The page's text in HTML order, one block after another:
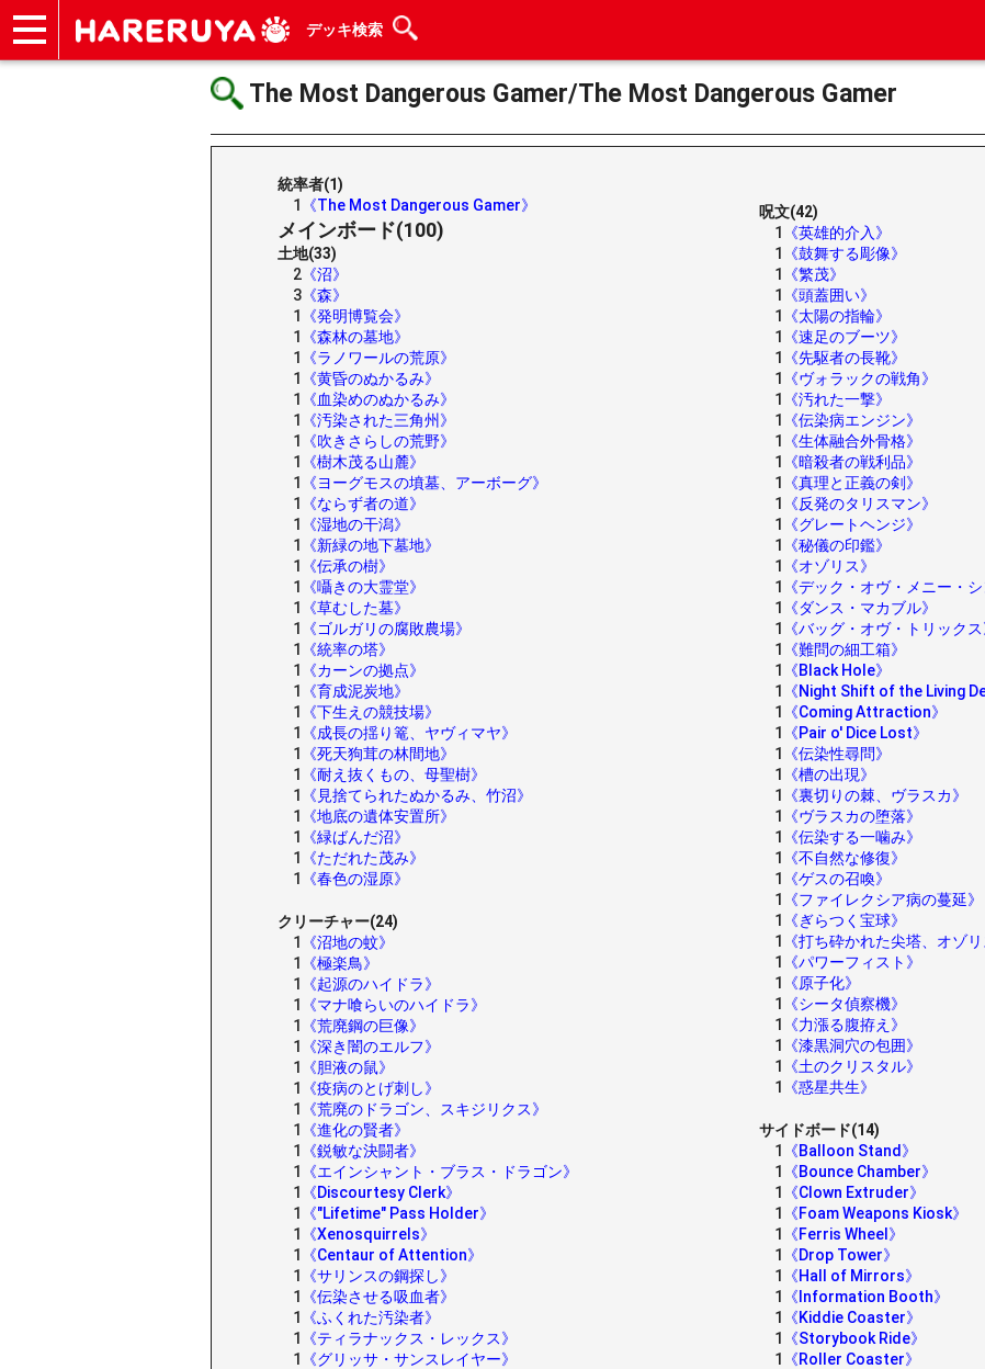
デッキ検索
The Most Dangerous Gamer/The Most Dangerous Gamer
統率者(1)
1
《The Most Dangerous Gamer》
メインボード(100)
土地(33)
2 《沼》
3 《森》
1
《発明博覧会》
1
《森林の墓地》
1
《ラノワールの荒原》
1
《黄昏のぬかるみ》
1
《血染めのぬかるみ》
1
《汚染された三角州》
1
《吹きさらしの荒野》
1
《樹木茂る山麓》
1
《ヨーグモスの墳墓、アーボーグ》
1
《ならず者の道》
1
《湿地の干潟》
1
《新緑の地下墓地》
1
《伝承の樹》
1
《囁きの大霊堂》
1
《草むした墓》
1
《ゴルガリの腐敗農場》
1
《統率の塔》
1
《カーンの拠点》
1
《育成泥炭地》
1
《下生えの競技場》
1
《成長の揺り篭、ヤヴィマヤ》
1
《死天狗茸の林間地》
1
《耐え抜くもの、母聖樹》
1
《見捨てられたぬかるみ、竹沼》
1
《地底の遺体安置所》
1
《緑ばんだ沼》
1
《ただれた茂み》
1
《春色の湿原》
クリーチャー(24)
1
《沼地の蚊》
1
《極楽鳥》
1
《起源のハイドラ》
1
《マナ喰らいのハイドラ》
1
《荒廃鋼の巨像》
1
《深き闇のエルフ》
1
《胆液の鼠》
1
《疫病のとげ刺し》
1
《荒廃のドラゴン、スキジリクス》
1
《進化の賢者》
1
《鋭敏な決闘者》
1
《エインシャント・ブラス・ドラゴン》
1
《Discourtesy Clerk》
1
《"Lifetime" Pass Holder》
1
《Xenosquirrels》
1
《Centaur of Attention》
1
《サリンスの鋼探し》
1
《伝染させる吸血者》
1
《ふくれた汚染者》
1
《ティラナックス・レックス》
1
《グリッサ・サンスレイヤー》
呪文(42)
1
《英雄的介入》
1
《鼓舞する彫像》
1
《繁茂》
1
《頭蓋囲い》
1
《太陽の指輪》
1
《速足のブーツ》
1
《先駆者の長靴》
1
《ヴォラックの戦角》
1
《汚れた一撃》
1
《伝染病エンジン》
1
《生体融合外骨格》
1
《暗殺者の戦利品》
1
《真理と正義の剣》
1
《反発のタリスマン》
1
《グレートヘンジ》
1
《秘儀の印鑑》
1
《オゾリス》
1
《デック・オヴ・メニー・シ
1
《ダンス・マカブル》
1
《バッグ・オヴ・トリックス
1
《難問の細工箱》
1
《Black Hole》
1
《Night Shift of the Living
1
《Coming Attraction》
1
《Pair o' Dice Lost》
1
《伝染性尋問》
1
《槽の出現》
1
《裏切りの棘、ヴラスカ》
1
《ヴラスカの堕落》
1
《伝染する一噛み》
1
《不自然な修復》
1
《ゲスの召喚》
1
《ファイレクシア病の蔓延》
1
《ぎらつく宝球》
1
《打ち砕かれた尖塔、オゾリ
1
《パワーフィスト》
1
《原子化》
1
《シータ偵察機》
1
《力漲る腹拵え》
1
《漆黒洞穴の包囲》
1
《土のクリスタル》
1
《惑星共生》
サイドボード(14)
1
《Balloon Stand》
1
《Bounce Chamber》
1
《Clown Extruder》
1
《Foam Weapons Kiosk》
1
《Ferris Wheel》
1
《Drop Tower》
1
《Hall of Mirrors》
1
《Information Booth》
1
《Kiddie Coaster》
1
《Storybook Ride》
1
《Roller Coaster》